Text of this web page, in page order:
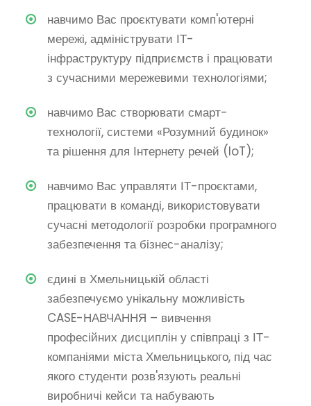
навчимо Вас проєктувати комп'ютерні
мережі, адмініструвати ІТ-
інфраструктуру підприємств і працювати
з сучасними мережевими технологіями;
навчимо Вас створювати смарт-
технології, системи «Розумний будинок»
та рішення для Інтернету речей (IoT);
навчимо Вас управляти ІТ-проєктами,
працювати в команді, використовувати
сучасні методології розробки програмного
забезпечення та бізнес-аналізу;
єдині в Хмельницькій області
забезпечуємо унікальну можливість
CASE-НАВЧАННЯ – вивчення
професійних дисциплін у співпраці з ІТ-
компаніями міста Хмельницького, під час
якого студенти розв'язують реальні
виробничі кейси та набувають